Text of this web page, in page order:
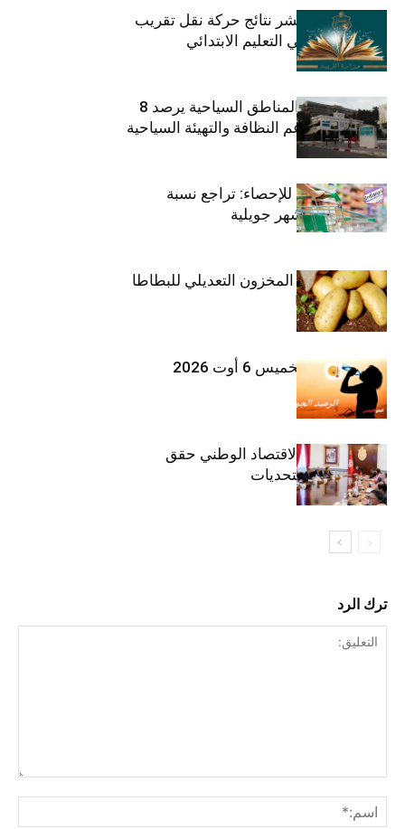
وزارة التربية تنشر نتائج حركة نقل تقريب
الأزواج لمدرّسي التعليم الابتدائي
صندوق حماية المناطق السياحية يرصد 8
مليون دينار لدعم النظافة والتهيئة السياحية
المعهد الوطني للإحصاء: تراجع نسبة
التضخم خلال شهر جويلية
وزارة الفلاحة : المخزون التعديلي للبطاطا
بلغ 12392 طنا
طقس اليوم الخميس 6 أوت 2026
وزيرة المالية: الاقتصاد الوطني حقق
مكاسب رغم التحديات
ترك الرد